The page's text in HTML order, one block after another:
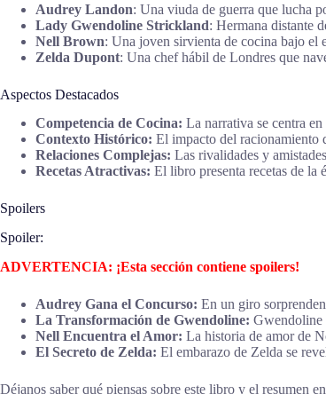
Audrey Landon: Una viuda de guerra que lucha
Lady Gwendoline Strickland: Hermana distante
Nell Brown: Una joven sirvienta de cocina bajo el
Zelda Dupont: Una chef hábil de Londres que
Aspectos Destacados
Competencia de Cocina: La narrativa se centra
Contexto Histórico: El impacto del racionamiento
Relaciones Complejas: Las rivalidades y
Recetas Atractivas: El libro presenta recetas de la
Spoilers
Spoiler:
ADVERTENCIA: ¡Esta sección contiene spoilers!
Audrey Gana el Concurso: En un giro
La Transformación de Gwendoline: Gwendoline
Nell Encuentra el Amor: La historia de amor de
El Secreto de Zelda: El embarazo de Zelda se
Déjanos saber qué piensas sobre este libro y el resumen